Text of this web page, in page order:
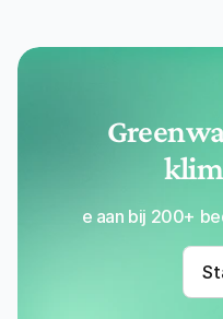
Sluit je aan bij 200+